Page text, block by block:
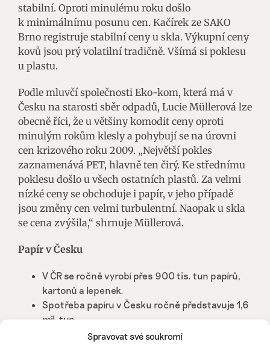
Spravovat své soukromí
stabilní. Oproti minulému roku došlo
k minimálnímu posunu cen. Kačírek ze SAKO
Brno registruje stabilní ceny u skla. Výkupní ceny
kovů jsou prý volatilní tradičně. Všímá si poklesu
u plastu.
Podle mluvčí společnosti Eko-kom, která má v
Česku na starosti sběr odpadů, Lucie Müllerová lze
obecně říci, že u většiny komodit ceny oproti
minulým rokům klesly a pohybují se na úrovni
cen krizového roku 2009. „Největší pokles
zaznamenává PET, hlavně ten čirý. Ke střednímu
poklesu došlo u všech ostatních plastů. Za velmi
nízké ceny se obchoduje i papír, v jeho případě
jsou změny cen velmi turbulentní. Naopak u skla
se cena zvýšila,“ shrnuje Müllerová.
Papír v Česku
V ČR se ročně vyrobí přes 900 tis. tun papírů,
kartonů a lepenek.
Spotřeba papíru v Česku ročně představuje 1,6
mil. tun.
Ročně se shromáždí 1,1 mil. tun sběrového